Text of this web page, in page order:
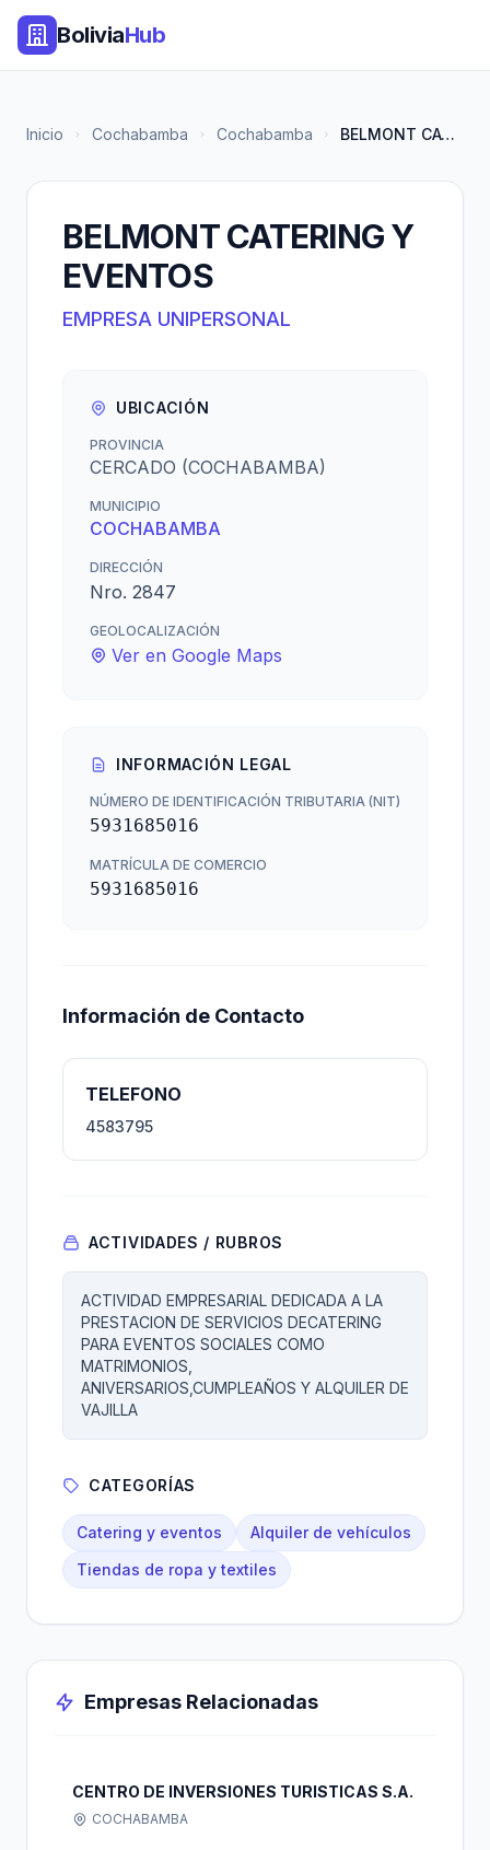
BoliviaHub
Inicio Cochabamba Cochabamba BELMONT CATERING Y EVENTOS
BELMONT CATERING Y
EVENTOS
EMPRESA UNIPERSONAL
UBICACIÓN
PROVINCIA
CERCADO (COCHABAMBA)
MUNICIPIO
COCHABAMBA
DIRECCIÓN
Nro. 2847
GEOLOCALIZACIÓN
Ver en Google Maps
INFORMACIÓN LEGAL
NÚMERO DE IDENTIFICACIÓN TRIBUTARIA (NIT)
5931685016
MATRÍCULA DE COMERCIO
5931685016
Información de Contacto
TELEFONO
4583795
ACTIVIDADES / RUBROS
ACTIVIDAD EMPRESARIAL DEDICADA A LA
PRESTACION DE SERVICIOS DECATERING
PARA EVENTOS SOCIALES COMO
MATRIMONIOS,
ANIVERSARIOS,CUMPLEAÑOS Y ALQUILER DE
VAJILLA
CATEGORÍAS
Catering y eventos
Alquiler de vehículos
Tiendas de ropa y textiles
Empresas Relacionadas
CENTRO DE INVERSIONES TURISTICAS S.A.
COCHABAMBA